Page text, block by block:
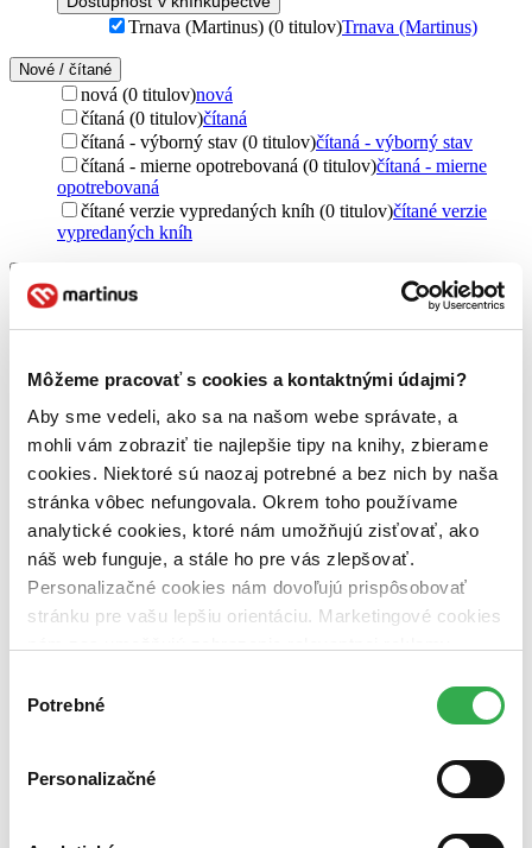
Môžeme pracovať s cookies a kontaktnými údajmi?
Aby sme vedeli, ako sa na našom webe správate, a
mohli vám zobraziť tie najlepšie tipy na knihy, zbierame
cookies. Niektoré sú naozaj potrebné a bez nich by naša
stránka vôbec nefungovala. Okrem toho používame
analytické cookies, ktoré nám umožňujú zisťovať, ako
náš web funguje, a stále ho pre vás zlepšovať.
Personalizačné cookies nám dovoľujú prispôsobovať
stránku pre vašu lepšiu orientáciu. Marketingové cookies
nám pomohlo, keby sme mohli používať všetky tieto
súhlasu
Potrebné
Personalizačné
Trnava (Martinus) (0 titulov)Trnava (Martinus)
Nové / čítané
nová (0 titulov)nová
čítaná (0 titulov)čítaná
čítaná - výborný stav (0 titulov)čítaná - výborný stav
čítaná - mierne opotrebovaná (0 titulov)čítaná - mierne
opotrebovaná
čítané verzie vypredaných kníh (0 titulov)čítané verzie
vypredaných kníh
angličtina (1 titul)
Orion (1 titul) Orion1
brožovaná väzba (1 titul) brožovaná väzba1
Zúžiť výber
Zoradiť
Novinky
Najvyššia zľava